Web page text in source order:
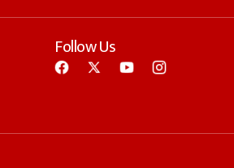
Follow Us